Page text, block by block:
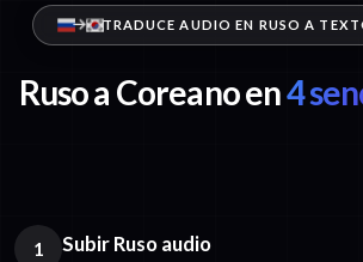
TRADUCE AUDIO EN RUSO A
Ruso a Coreano en4
1 Subir Ruso audio